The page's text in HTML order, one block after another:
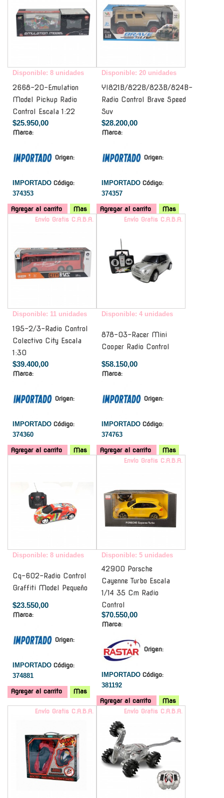
Disponible: 8 unidades
2668-20-Emulation
Model Pickup Radio
Control Escala 1:22
$25.950,00
Marca:
Origen:
IMPORTADO Código:
374353
Agregar al carrito Mas
Disponible: 20 unidades
Yl821B/822B/823B/824B-
Radio Control Brave Speed
Suv
$28.200,00
Marca:
Origen:
IMPORTADO Código:
374357
Agregar al carrito
Mas
Envío Gratis C.A.B.A.
Disponible: 11 unidades
195-2/3-Radio Control
Colectivo City Escala
1:30
$39.400,00
Marca:
Origen:
IMPORTADO Código:
374360
Agregar al carrito Mas
Envío Gratis C.A.B.A.
Disponible: 4 unidades
878-03-Racer Mini
Cooper Radio Control
$58.150,00
Marca:
Origen:
IMPORTADO Código:
374763
Agregar al carrito
Mas
Disponible: 8 unidades
Cq-602-Radio Control
Graffiti Model Pequeño
$23.550,00
Marca:
Origen:
IMPORTADO Código:
374881
Agregar al carrito Mas
Envío Gratis C.A.B.A.
Disponible: 5 unidades
42900 Porsche
Cayenne Turbo Escala
1/14 35 Cm Radio
Control
$70.550,00
Marca:
Origen:
IMPORTADO Código:
381192
Agregar al carrito
Mas
Envío Gratis C.A.B.A.
Envío Gratis C.A.B.A.